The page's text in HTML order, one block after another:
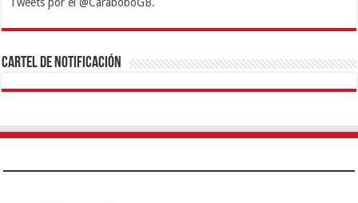
1xbetBetturkeyBetistKralbetSupertotobetTipobetMatadorbetMariobet
https://mvbcasino.com/
Cartel de Notificación